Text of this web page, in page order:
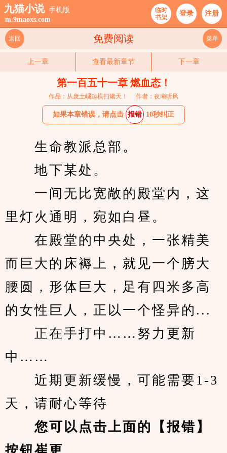
九猫小说 手机版
m.9maoxs.com
临时
书架
登录 注册
免费阅读
返回 菜单
上一章 查看最新章节 下一章
第一百五十一章 燃血态！
作品：从废土崛起横扫诸天！ 作者：夜南听风
如果本章错误，请点击 报错 10秒纠正
生命教派总部。
地下某处。
一间无比宽敞的殿堂内，这
里灯火通明，宛如白昼。
在殿堂的中央处，一张精美
而巨大的床褥上，就见一个膀大
腰圆，形体巨大，足有四米多高
的女性巨人，正以一个怪异的...
正在手打中……努力更新
中……
近期更新缓慢，可能需要1-3
天，请耐心等待
您可以点击上面的【报错】